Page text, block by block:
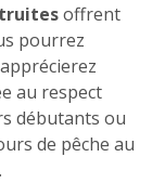
offrent
pourrez
au respect
débutants ou
de pêche au